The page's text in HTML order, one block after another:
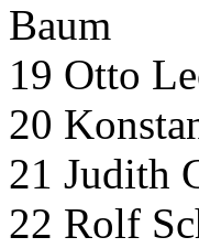
Baum
19 Otto
20
21 Judith
22 Rolf